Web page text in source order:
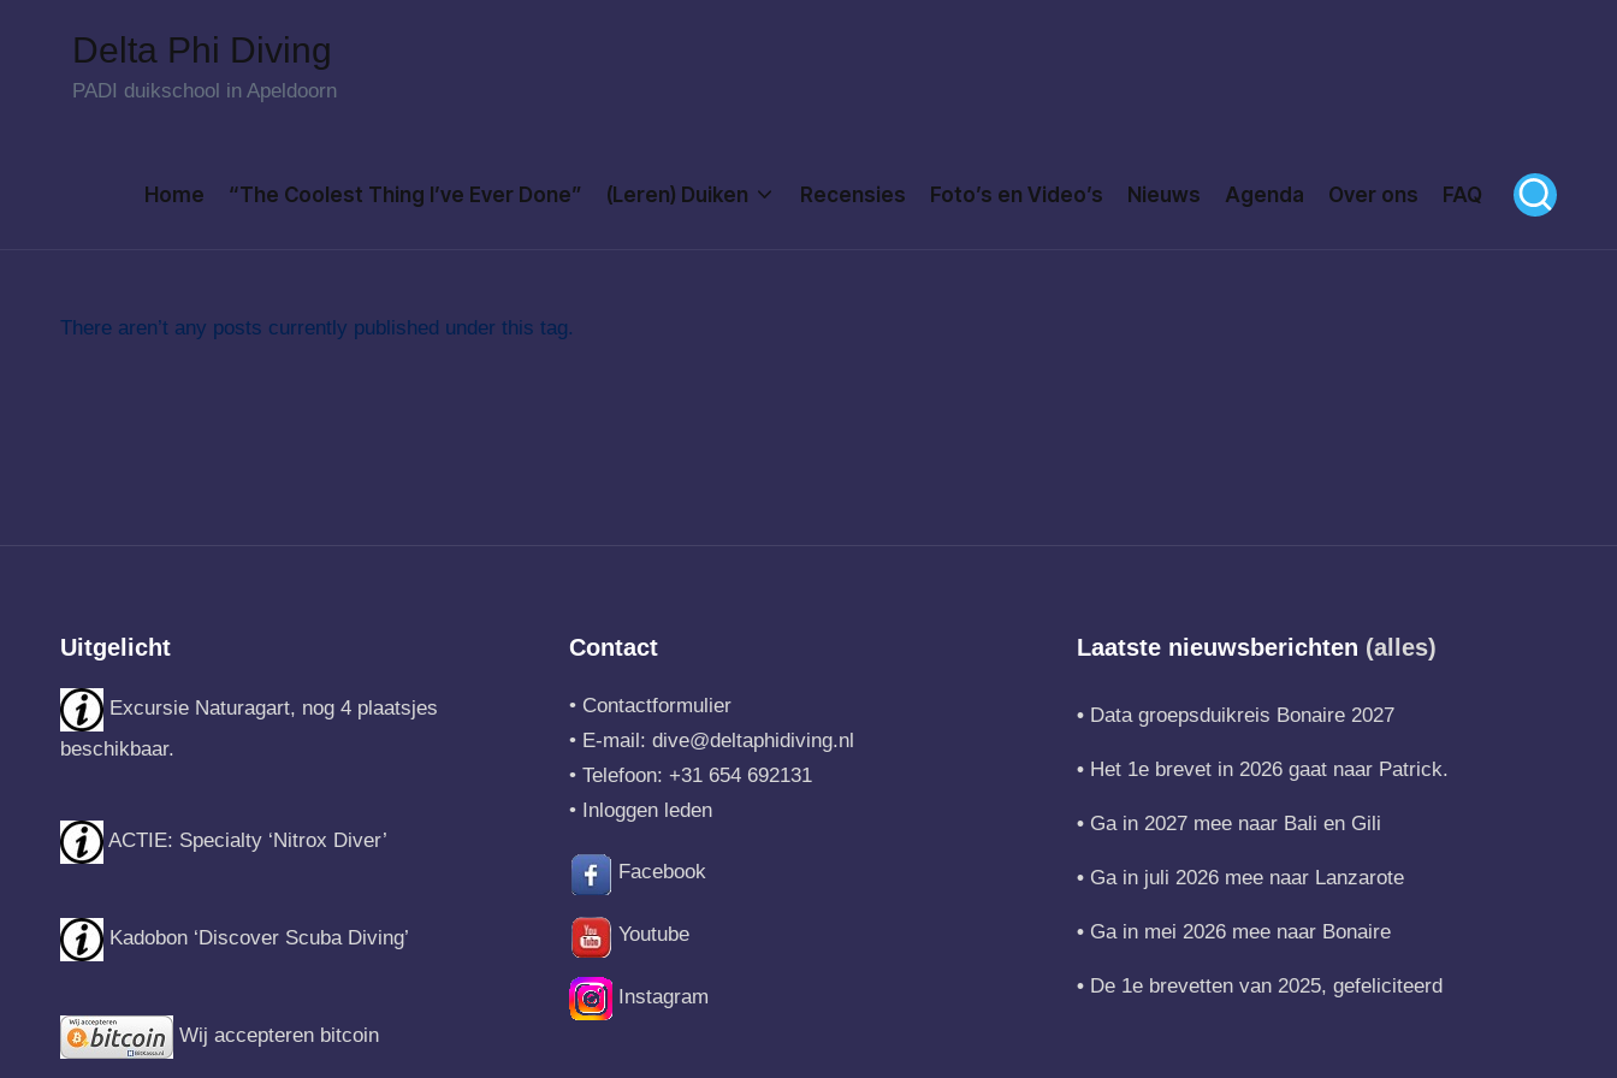
Delta Phi Diving
PADI duikschool in Apeldoorn
Home “The Coolest Thing I’ve Ever Done” (Leren) Duiken Recensies Foto’s en Video’s Nieuws Agenda Over ons FAQ
There aren’t any posts currently published under this tag.
Uitgelicht
Excursie Naturagart, nog 4 plaatsjes
beschikbaar.
ACTIE: Specialty ‘Nitrox Diver’
Kadobon ‘Discover Scuba Diving’
Wij accepteren bitcoin
Contact
• Contactformulier
• E-mail: dive@deltaphidiving.nl
• Telefoon: +31 654 692131
• Inloggen leden
Facebook
Youtube
Instagram
Laatste nieuwsberichten (alles)
Data groepsduikreis Bonaire 2027
Het 1e brevet in 2026 gaat naar Patrick.
Ga in 2027 mee naar Bali en Gili
Ga in juli 2026 mee naar Lanzarote
Ga in mei 2026 mee naar Bonaire
De 1e brevetten van 2025, gefeliciteerd